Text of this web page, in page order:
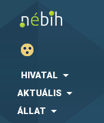
HIVATAL
AKTUÁLIS
ÁLLAT